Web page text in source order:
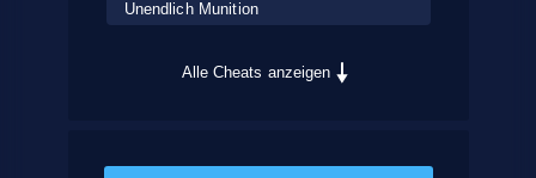
Unendlich Munition
Alle Cheats anzeigen